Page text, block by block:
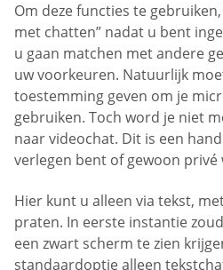
Om deze functies te
met chatten” nadat u bent
u gaan matchen met andere
uw voorkeuren. Natuurlijk
toestemming geven om je
gebruiken. Toch word je niet
naar videochat. Dit is een
verlegen bent of gewoon privé
Hier kunt u alleen via tekst,
praten. In eerste instantie
een zwart scherm te zien
standaardoptie alleen